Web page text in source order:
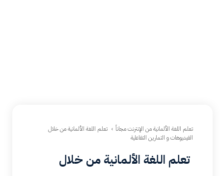
تعلم اللغة الألمانية من الإنترنت مجاناً
تعلم اللغة الألمانية من خلال
الفيديوهات و التمارين التفاعلية
تعلم اللغة الألمانية من خلال